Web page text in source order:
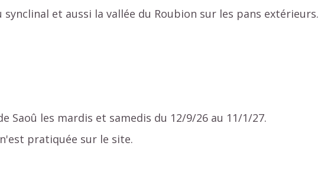
et aussi la vallée du Roubion sur les pans extérieurs.
Saoû les mardis et samedis du 12/9/26 au 11/1/27.
pratiquée sur le site.